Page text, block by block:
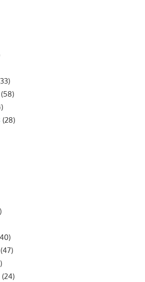
(58)
(28)
(47)
(24)